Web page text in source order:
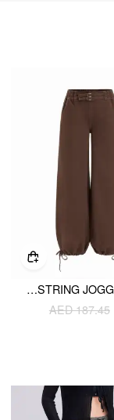
DENIM MID RISE ELASTIC WAIST WIDE LEG DRAWSTRING JOGGER JEANS
AED 187.45